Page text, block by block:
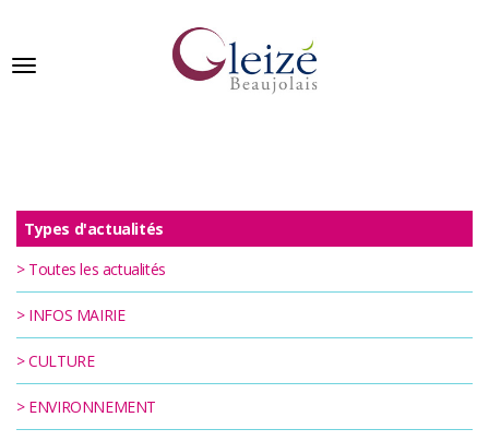
Ville de Gleizé en beaujolais
GLEIZÉ
SE
PRÉSENTE
VIVRE
GLEIZÉ
VOS
Types d'actualités
> Toutes les actualités
> INFOS MAIRIE
>CULTURE
> ENVIRONNEMENT